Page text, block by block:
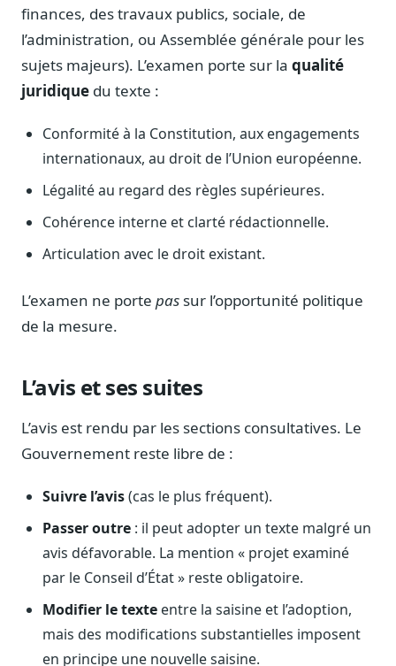
Guides pratiques
17 guides sur le Parlement, la procédure, le plaidoyer
Blog & Podcast Hémicycle
Analyses, méthodes, coulisses
Lexique parlementaire
Lexique par thème métier
Sources couvertes
23 flux indexés
Le changelog mensuel
Ils utilisent Legiwatch
Qui sommes-nous
Charte IA
Fiabilité, souveraineté, sobriété
Hébergement européen, RGPD
Presse
Kit média, contacts
finances, des travaux publics, sociale, de
l’administration, ou Assemblée générale pour les
sujets majeurs). L’examen porte sur la qualité
juridique du texte :
Conformité à la Constitution, aux engagements
internationaux, au droit de l’Union européenne.
Légalité au regard des règles supérieures.
Cohérence interne et clarté rédactionnelle.
Articulation avec le droit existant.
L’examen ne porte pas sur l’opportunité politique
de la mesure.
L’avis et ses suites
L’avis est rendu par les sections consultatives. Le
Gouvernement reste libre de :
Suivre l’avis(cas le plus fréquent).
Passer outre : il peut adopter un texte malgré un
avis défavorable. La mention « projet examiné
par le Conseil d’État » reste obligatoire.
Modifier le texte entre la saisine et l’adoption,
mais des modifications substantielles imposent
en principe une nouvelle saisine.